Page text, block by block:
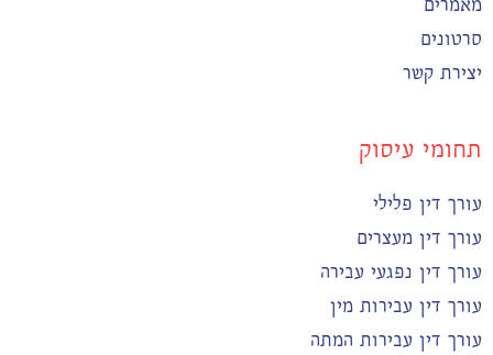
סרטונים
יצירת קשר
תחומי עיסוק
עורך דין פלילי
עורך דין מעצרים
עורך דין נפגעי עבירה
עורך דין עבירות מין
עורך דין עבירות המתה